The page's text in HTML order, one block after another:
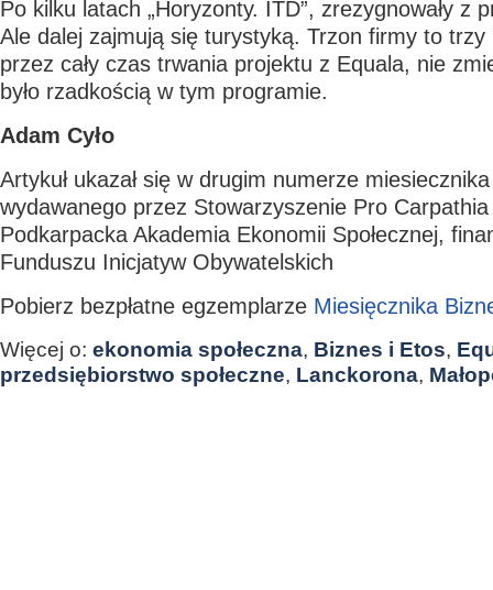
Po kilku latach „Horyzonty. ITD”, zrezygnowały z
Ale dalej zajmują się turystyką. Trzon firmy to trzy
przez cały czas trwania projektu z Equala, nie
było rzadkością w tym programie.
Adam Cyło
Artykuł ukazał się w drugim numerze
wydawanego przez Stowarzyszenie Pro
Podkarpacka Akademia Ekonomii Społecznej,
Funduszu Inicjatyw Obywatelskich
Pobierz bezpłatne egzemplarze Miesięcznika
Więcej o: ekonomia społeczna, Biznes i Etos,
przedsiębiorstwo społeczne, Lanckorona,